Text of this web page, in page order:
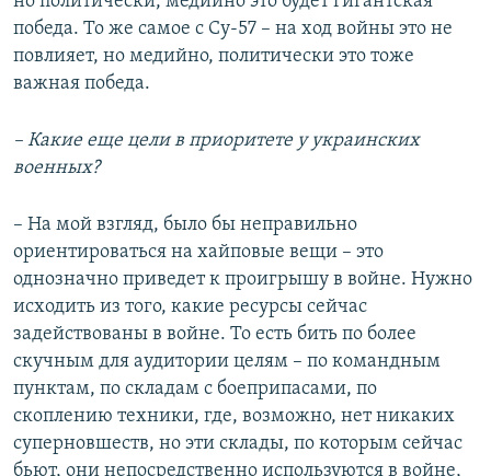
победа. То же самое с Су-57 – на ход войны это не
повлияет, но медийно, политически это тоже
важная победа.
– Какие еще цели в приоритете у украинских
военных?
– На мой взгляд, было бы неправильно
ориентироваться на хайповые вещи – это
однозначно приведет к проигрышу в войне. Нужно
исходить из того, какие ресурсы сейчас
задействованы в войне. То есть бить по более
скучным для аудитории целям – по командным
пунктам, по складам с боеприпасами, по
скоплению техники, где, возможно, нет никаких
суперновшеств, но эти склады, по которым сейчас
бьют, они непосредственно используются в войне,